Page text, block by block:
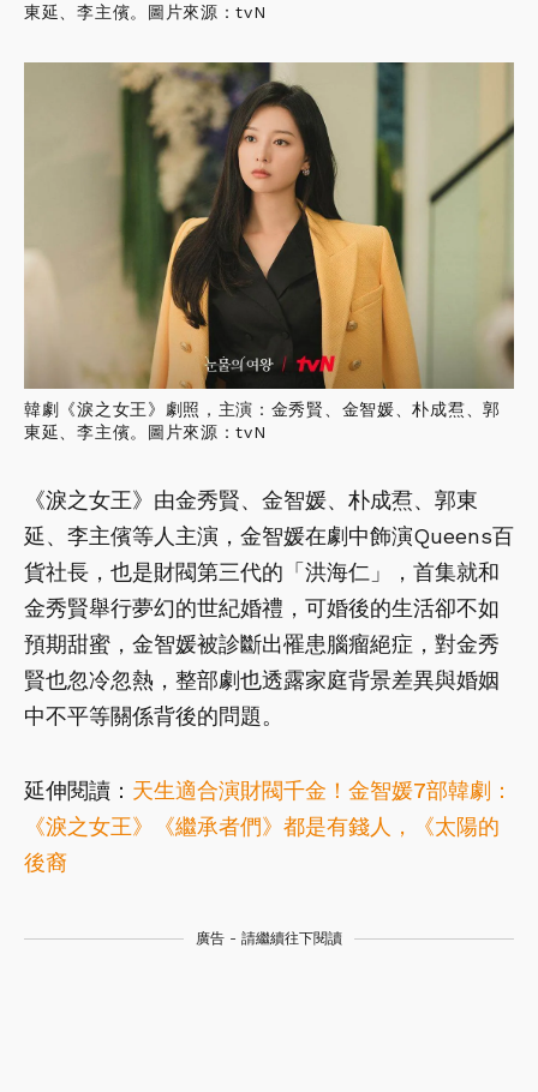
東延、李主儐。圖片來源：tvN
韓劇《淚之女王》劇照，主演：金秀賢、金智媛、朴成焄、郭
東延、李主儐。圖片來源：tvN
《淚之女王》由金秀賢、金智媛、朴成焄、郭東
延、李主儐等人主演，金智媛在劇中飾演Queens百
貨社長，也是財閥第三代的「洪海仁」，首集就和
金秀賢舉行夢幻的世紀婚禮，可婚後的生活卻不如
預期甜蜜，金智媛被診斷出罹患腦瘤絕症，對金秀
賢也忽冷忽熱，整部劇也透露家庭背景差異與婚姻
中不平等關係背後的問題。
延伸閱讀： 天生適合演財閥千金！金智媛7部韓劇：
《淚之女王》《繼承者們》都是有錢人，《太陽的
後裔
廣告 - 請繼續往下閱讀